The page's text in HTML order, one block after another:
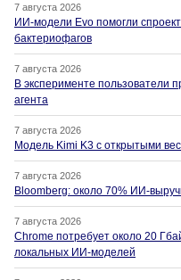
7 августа 2026
ИИ-модели Evo помогли
бактериофагов
7 августа 2026
В эксперименте пользователи
агента
7 августа 2026
Модель Kimi K3 с открытыми
7 августа 2026
Bloomberg: около 70% ИИ-
7 августа 2026
Chrome потребует около 20
локальных ИИ-моделей